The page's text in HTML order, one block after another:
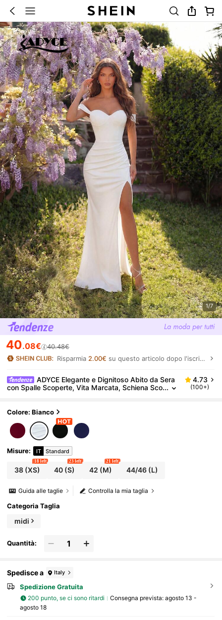
1/7
40.08€
40.48€
Risparmia 2.00€ su questo articolo dopo l'iscrizione.
ADYCE Elegante e Dignitoso Abito da Sera
con Spalle Scoperte, Vita Marcata, Schiena Sco
ta Estiva, Formale Autunnale
4.73
(100+)
Colore: Bianco
Misure: IT Standard
38(XS)
18 left
40 (S)
23 left
42 (M)
21 left
44/46(L)
Controlla la mia taglia
Guida alle taglie
Categoria Taglia
midi
Quantità:
Spedisce a Italy
Spedizione Gratuita
200 punto, se ci sono ritardi Consegna prevista: agosto 13 -
agosto 18